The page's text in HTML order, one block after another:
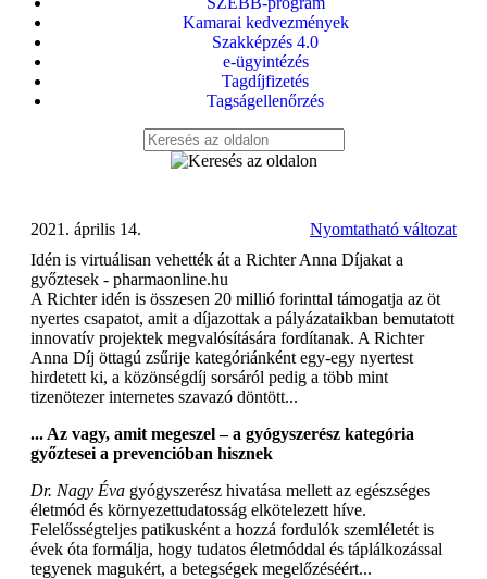
Kamarai kedvezmények
Szakképzés 4.0
e-ügyintézés
Tagdíjfizetés
Tagságellenőrzés
Nyomtatható változat
2021. április 14.
Idén is virtuálisan vehették át a Richter Anna Díjakat a
győztesek - pharmaonline.hu
A Richter idén is összesen 20 millió forinttal támogatja az öt
nyertes csapatot, amit a díjazottak a pályázataikban bemutatott
innovatív projektek megvalósítására fordítanak. A Richter
Anna Díj öttagú zsűrije kategóriánként egy-egy nyertest
hirdetett ki, a közönségdíj sorsáról pedig a több mint
tizenötezer internetes szavazó döntött...
... Az vagy, amit megeszel – a gyógyszerész kategória
győztesei a prevencióban hisznek
Dr. Nagy Éva gyógyszerész hivatása mellett az egészséges
életmód és környezettudatosság elkötelezett híve.
Felelősségteljes patikusként a hozzá fordulók szemléletét is
évek óta formálja, hogy tudatos életmóddal és táplálkozással
tegyenek magukért, a betegségek megelőzéséért...